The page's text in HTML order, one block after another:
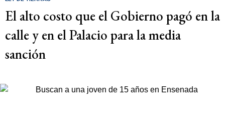
El alto costo que el Gobierno pagó en la
calle y en el Palacio para la media
sanción